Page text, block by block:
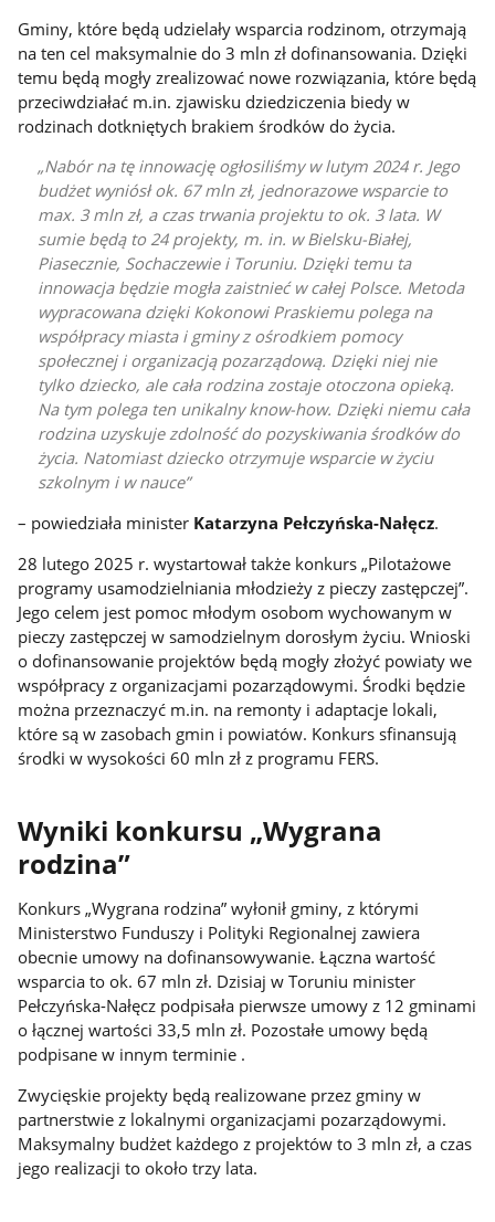
Gminy, które będą udzielały wsparcia rodzinom, otrzymają
na ten cel maksymalnie do 3 mln zł dofinansowania. Dzięki
temu będą mogły zrealizować nowe rozwiązania, które będą
przeciwdziałać m.in. zjawisku dziedziczenia biedy w
rodzinach dotkniętych brakiem środków do życia.
Nabór na tę innowację ogłosiliśmy w lutym 2024 r. Jego
budżet wyniósł ok. 67 mln zł, jednorazowe wsparcie to
max. 3 mln zł, a czas trwania projektu to ok. 3 lata. W
sumie będą to 24 projekty, m. in. w Bielsku-Białej,
Piasecznie, Sochaczewie i Toruniu. Dzięki temu ta
innowacja będzie mogła zaistnieć w całej Polsce. Metoda
wypracowana dzięki Kokonowi Praskiemu polega na
współpracy miasta i gminy z ośrodkiem pomocy
społecznej i organizacją pozarządową. Dzięki niej nie
tylko dziecko, ale cała rodzina zostaje otoczona opieką.
Na tym polega ten unikalny know-how. Dzięki niemu cała
rodzina uzyskuje zdolność do pozyskiwania środków do
życia. Natomiast dziecko otrzymuje wsparcie w życiu
szkolnym i w nauce
– powiedziała minister Katarzyna Pełczyńska-Nałęcz.
28 lutego 2025 r. wystartował także konkurs „Pilotażowe
programy usamodzielniania młodzieży z pieczy zastępczej”.
Jego celem jest pomoc młodym osobom wychowanym w
pieczy zastępczej w samodzielnym dorosłym życiu. Wnioski
o dofinansowanie projektów będą mogły złożyć powiaty we
współpracy z organizacjami pozarządowymi. Środki będzie
można przeznaczyć m.in. na remonty i adaptacje lokali,
które są w zasobach gmin i powiatów. Konkurs sfinansują
środki w wysokości 60 mln zł z programu FERS.
Wyniki konkursu „Wygrana
rodzina”
Konkurs „Wygrana rodzina” wyłonił gminy, z którymi
Ministerstwo Funduszy i Polityki Regionalnej zawiera
obecnie umowy na dofinansowywanie. Łączna wartość
wsparcia to ok. 67 mln zł. Dzisiaj w Toruniu minister
Pełczyńska-Nałęcz podpisała pierwsze umowy z 12 gminami
o łącznej wartości 33,5 mln zł. Pozostałe umowy będą
podpisane w innym terminie .
Zwycięskie projekty będą realizowane przez gminy w
partnerstwie z lokalnymi organizacjami pozarządowymi.
Maksymalny budżet każdego z projektów to 3 mln zł, a czas
jego realizacji to około trzy lata.